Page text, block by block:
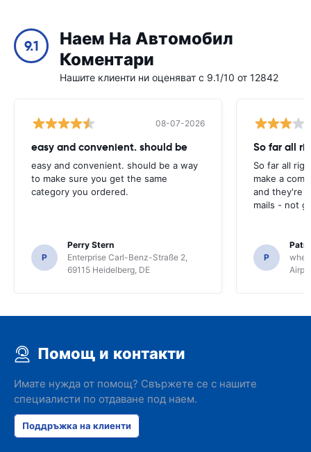
9.1
Наем На Автомобил
Коментари
Нашите клиенти ни оценяват с 9.1/10 от 12842
08-07-2026
easy and convenient. should be
easy and convenient. should be a way
to make sure you get the same
category you ordered.
P
Perry Stern
Enterprise Carl-Benz-Straße 2,
69115 Heidelberg, DE
So far all
So far all
make a
and they're
mails - not
P
Помощ и контакти
Имате нужда от помощ? Свържете се с нашите
специалисти по отдаване под наем.
Поддръжка на клиенти